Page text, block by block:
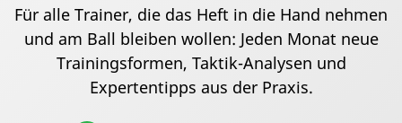
Für alle Trainer, die das Heft in die Hand nehmen
und am Ball bleiben wollen: Jeden Monat neue
Trainingsformen, Taktik-Analysen und
Expertentipps aus der Praxis.